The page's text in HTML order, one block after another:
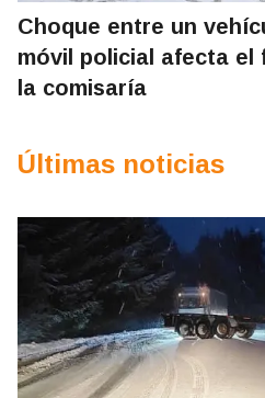
Choque entre un
móvil policial afecta el
la comisaría
Últimas noticias